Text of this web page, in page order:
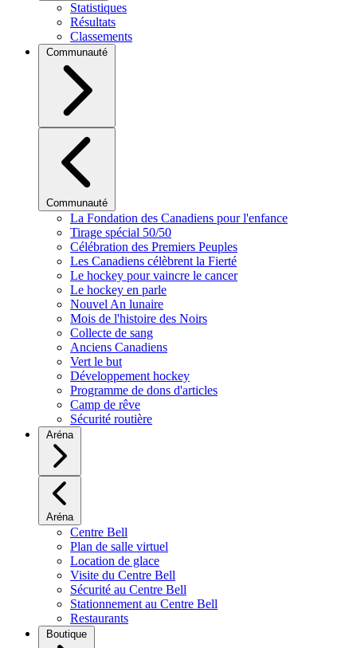
Statistiques
Résultats
Classements
Communauté
Communauté
La Fondation des Canadiens pour l'enfance
Tirage spécial 50/50
Célébration des Premiers Peuples
Les Canadiens célèbrent la Fierté
Le hockey pour vaincre le cancer
Le hockey en parle
Nouvel An lunaire
Mois de l'histoire des Noirs
Collecte de sang
Anciens Canadiens
Vert le but
Développement hockey
Programme de dons d'articles
Camp de rêve
Sécurité routière
Aréna
Aréna
Centre Bell
Plan de salle virtuel
Location de glace
Visite du Centre Bell
Sécurité au Centre Bell
Stationnement au Centre Bell
Restaurants
Boutique